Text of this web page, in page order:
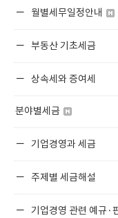
월별세무일정안내
부동산 기초세금
상속세와 증여세
분야별세금
기업경영과 세금
주제별 세금해설
기업경영 관련 예규·